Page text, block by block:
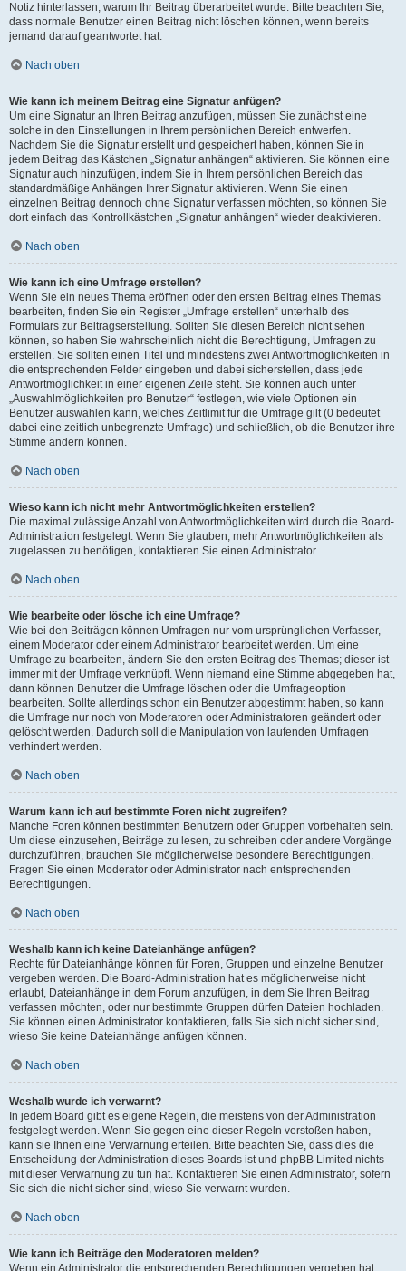
Notiz hinterlassen, warum Ihr Beitrag überarbeitet wurde. Bitte beachten Sie,
dass normale Benutzer einen Beitrag nicht löschen können, wenn bereits
jemand darauf geantwortet hat.
Nach oben
Wie kann ich meinem Beitrag eine Signatur anfügen?
Um eine Signatur an Ihren Beitrag anzufügen, müssen Sie zunächst eine
solche in den Einstellungen in Ihrem persönlichen Bereich entwerfen.
Nachdem Sie die Signatur erstellt und gespeichert haben, können Sie in
jedem Beitrag das Kästchen „Signatur anhängen“ aktivieren. Sie können eine
Signatur auch hinzufügen, indem Sie in Ihrem persönlichen Bereich das
standardmäßige Anhängen Ihrer Signatur aktivieren. Wenn Sie einen
einzelnen Beitrag dennoch ohne Signatur verfassen möchten, so können Sie
dort einfach das Kontrollkästchen „Signatur anhängen“ wieder deaktivieren.
Nach oben
Wie kann ich eine Umfrage erstellen?
Wenn Sie ein neues Thema eröffnen oder den ersten Beitrag eines Themas
bearbeiten, finden Sie ein Register „Umfrage erstellen“ unterhalb des
Formulars zur Beitragserstellung. Sollten Sie diesen Bereich nicht sehen
können, so haben Sie wahrscheinlich nicht die Berechtigung, Umfragen zu
erstellen. Sie sollten einen Titel und mindestens zwei Antwortmöglichkeiten in
die entsprechenden Felder eingeben und dabei sicherstellen, dass jede
Antwortmöglichkeit in einer eigenen Zeile steht. Sie können auch unter
„Auswahlmöglichkeiten pro Benutzer“ festlegen, wie viele Optionen ein
Benutzer auswählen kann, welches Zeitlimit für die Umfrage gilt (0 bedeutet
dabei eine zeitlich unbegrenzte Umfrage) und schließlich, ob die Benutzer ihre
Stimme ändern können.
Nach oben
Wieso kann ich nicht mehr Antwortmöglichkeiten erstellen?
Die maximal zulässige Anzahl von Antwortmöglichkeiten wird durch die Board-
Administration festgelegt. Wenn Sie glauben, mehr Antwortmöglichkeiten als
zugelassen zu benötigen, kontaktieren Sie einen Administrator.
Nach oben
Wie bearbeite oder lösche ich eine Umfrage?
Wie bei den Beiträgen können Umfragen nur vom ursprünglichen Verfasser,
einem Moderator oder einem Administrator bearbeitet werden. Um eine
Umfrage zu bearbeiten, ändern Sie den ersten Beitrag des Themas; dieser ist
immer mit der Umfrage verknüpft. Wenn niemand eine Stimme abgegeben hat,
dann können Benutzer die Umfrage löschen oder die Umfrageoption
bearbeiten. Sollte allerdings schon ein Benutzer abgestimmt haben, so kann
die Umfrage nur noch von Moderatoren oder Administratoren geändert oder
gelöscht werden. Dadurch soll die Manipulation von laufenden Umfragen
verhindert werden.
Nach oben
Warum kann ich auf bestimmte Foren nicht zugreifen?
Manche Foren können bestimmten Benutzern oder Gruppen vorbehalten sein.
Um diese einzusehen, Beiträge zu lesen, zu schreiben oder andere Vorgänge
durchzuführen, brauchen Sie möglicherweise besondere Berechtigungen.
Fragen Sie einen Moderator oder Administrator nach entsprechenden
Berechtigungen.
Nach oben
Weshalb kann ich keine Dateianhänge anfügen?
Rechte für Dateianhänge können für Foren, Gruppen und einzelne Benutzer
vergeben werden. Die Board-Administration hat es möglicherweise nicht
erlaubt, Dateianhänge in dem Forum anzufügen, in dem Sie Ihren Beitrag
verfassen möchten, oder nur bestimmte Gruppen dürfen Dateien hochladen.
Sie können einen Administrator kontaktieren, falls Sie sich nicht sicher sind,
wieso Sie keine Dateianhänge anfügen können.
Nach oben
Weshalb wurde ich verwarnt?
In jedem Board gibt es eigene Regeln, die meistens von der Administration
festgelegt werden. Wenn Sie gegen eine dieser Regeln verstoßen haben,
kann sie Ihnen eine Verwarnung erteilen. Bitte beachten Sie, dass dies die
Entscheidung der Administration dieses Boards ist und phpBB Limited nichts
mit dieser Verwarnung zu tun hat. Kontaktieren Sie einen Administrator, sofern
Sie sich die nicht sicher sind, wieso Sie verwarnt wurden.
Nach oben
Wie kann ich Beiträge den Moderatoren melden?
Wenn ein Administrator die entsprechenden Berechtigungen vergeben hat,